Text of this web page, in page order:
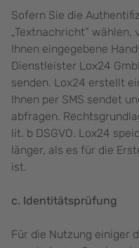
Sofern Sie die
„Textnachricht“
Ihnen eingegebene
Dienstleister Lox24
senden. Lox24 erstellt
Ihnen per SMS sendet
abfragen.
lit. b DSGVO. Lox24
länger, als es für die
ist.
c. Identitätsprüfung
Für die Nutzung einiger